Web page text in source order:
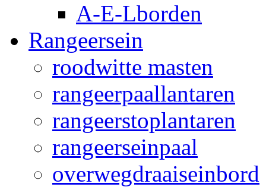
A-E-Lborden
Rangeersein
roodwitte masten
rangeerpaallantaren
rangeerstoplantaren
rangeerseinpaal
overwegdraaiseinbord